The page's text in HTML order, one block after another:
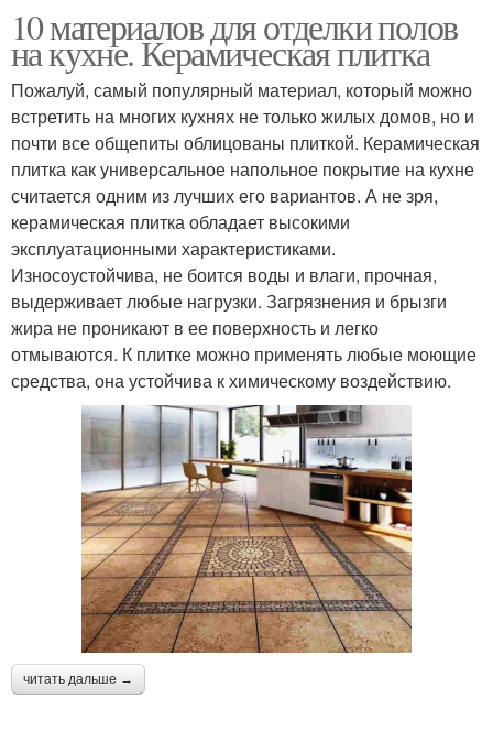
10 материалов для отделки полов
на кухне. Керамическая плитка
Пожалуй, самый популярный материал, который можно
встретить на многих кухнях не только жилых домов, но и
почти все общепиты облицованы плиткой. Керамическая
плитка как универсальное напольное покрытие на кухне
считается одним из лучших его вариантов. А не зря,
керамическая плитка обладает высокими
эксплуатационными характеристиками.
Износоустойчива, не боится воды и влаги, прочная,
выдерживает любые нагрузки. Загрязнения и брызги
жира не проникают в ее поверхность и легко
отмываются. К плитке можно применять любые моющие
средства, она устойчива к химическому воздействию.
читать дальше →